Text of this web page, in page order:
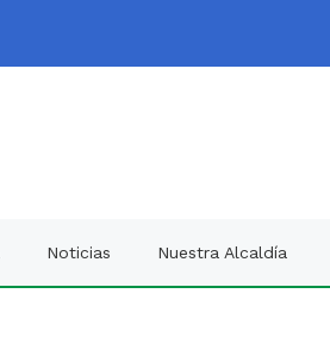
Noticias Nuestra Alcaldía